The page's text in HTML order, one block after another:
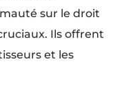
sur le droit
Ils offrent
et les